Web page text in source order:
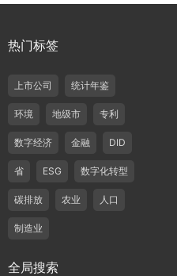
热门标签
上市公司 统计年鉴
环境 地级市 专利
数字经济 金融 DID
省 ESG 数字化转型
碳排放 农业 人口
制造业
全局搜索